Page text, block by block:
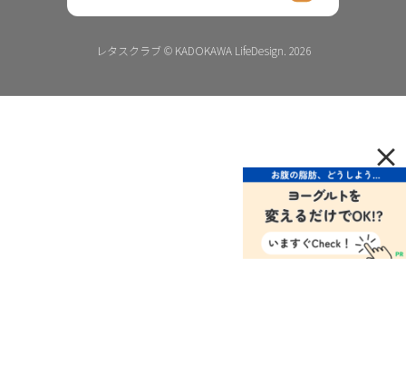
レタスクラブ © KADOKAWA LifeDesign. 2026
×